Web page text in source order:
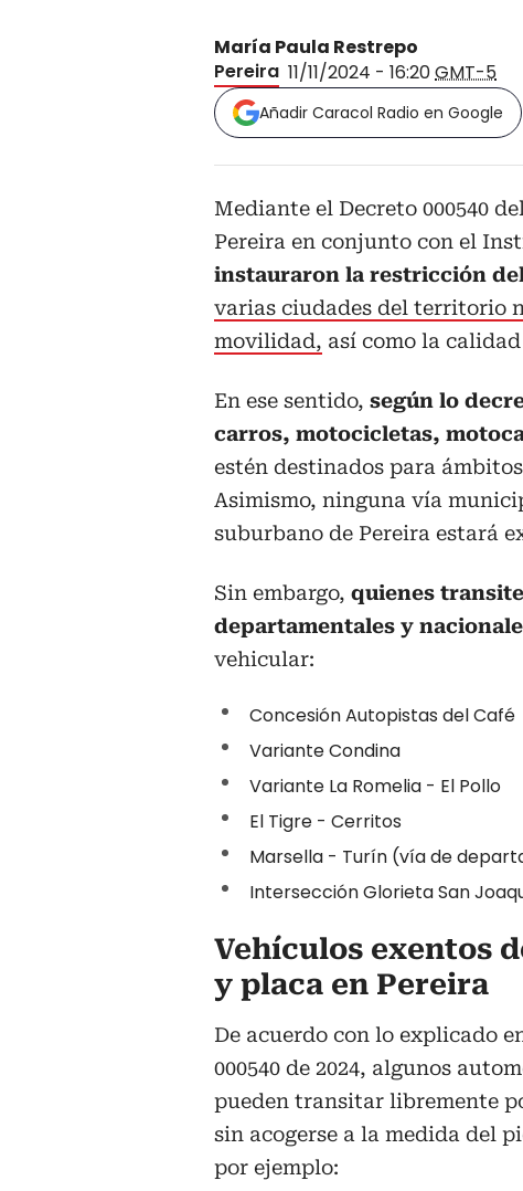
María Paula Restrepo
Pereira 11/11/2024 - 16:20GMT-5
Añadir Caracol Radio en Google
Mediante el Decreto 000540
Pereira en conjunto con el
instauraron la restricción
varias ciudades del territorio
movilidad, así como la
En ese sentido, según lo
carros, motocicletas,
estén destinados para
Asimismo, ninguna vía
suburbano de Pereira estará
Sin embargo, quienes
departamentales y
vehicular:
Concesión Autopistas del Café
Variante Condina
Variante La Romelia - El Pollo
El Tigre - Cerritos
Marsella - Turín (vía de
Intersección Glorieta San
Vehículos exentos
y placa en Pereira
De acuerdo con lo explicado
000540 de 2024, algunos
pueden transitar libremente
sin acogerse a la medida del
por ejemplo: